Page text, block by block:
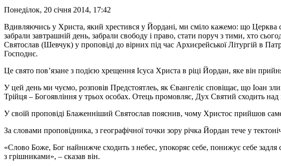
Понеділок, 20 січня 2014, 17:42
Вдивляючись у Христа, який хрестився у Йордані, ми сміло кажемо: що Церква
забрали завтрашній день, забрали свободу і право, стати поруч з тими, хто
Святослав (Шевчук) у проповіді до вірних під час Архиєрейської Літургій в
Господнє.
Це свято пов’язане з подією хрещення Ісуса Христа в ріці Йордан, яке він
У цей день ми чуємо, розповів Предстоятлеь, як Євангеліє сповіщає, що Іоан
Трійця – Богоявління у трьох особах. Отець промовляє, Дух Святий сходить
У своїй проповіді Блаженніший Святослав пояснив, чому Христос прийшов
За словами проповідника, з географічної точки зору річка Йордан тече у
«Слово Боже, Бог найнижче сходить з небес, упокоряє себе, понижує себе
з грішниками», – сказав він.